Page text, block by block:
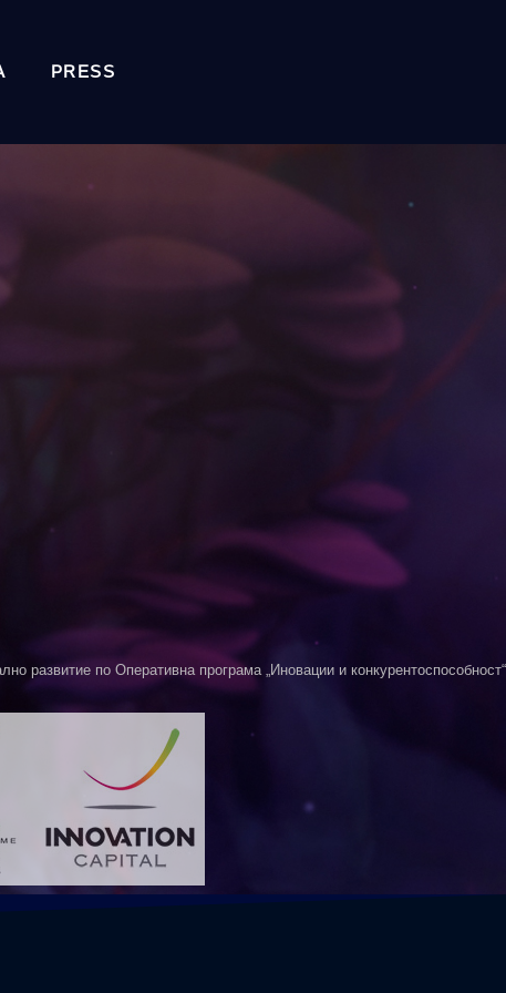
PRESS
развитие по Оперативна програма „Иновации и конкурентоспособност“